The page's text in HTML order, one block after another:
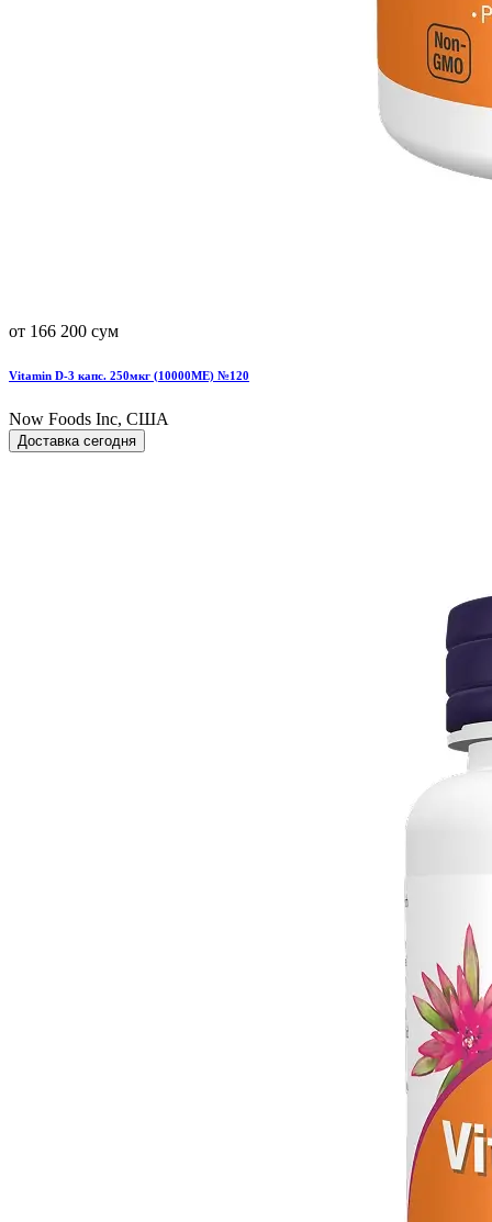
от 166 200 сум
Vitamin D-3 капс. 250мкг (10000МЕ) №120
Now Foods Inc, США
Доставка сегодня